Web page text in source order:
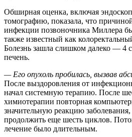
Обширная оценка, включая
томографию, показала, что
инфекции позвоночника Миллера
также известный как
Болезнь зашла слишком далеко — 4
печень.
— Его опухоль пробилась, вызвав
После выздоровления от
начал системную терапию. После
химиотерапии повторная
значительную реакцию
продолжить еще шесть циклов.
лечение было длительным.